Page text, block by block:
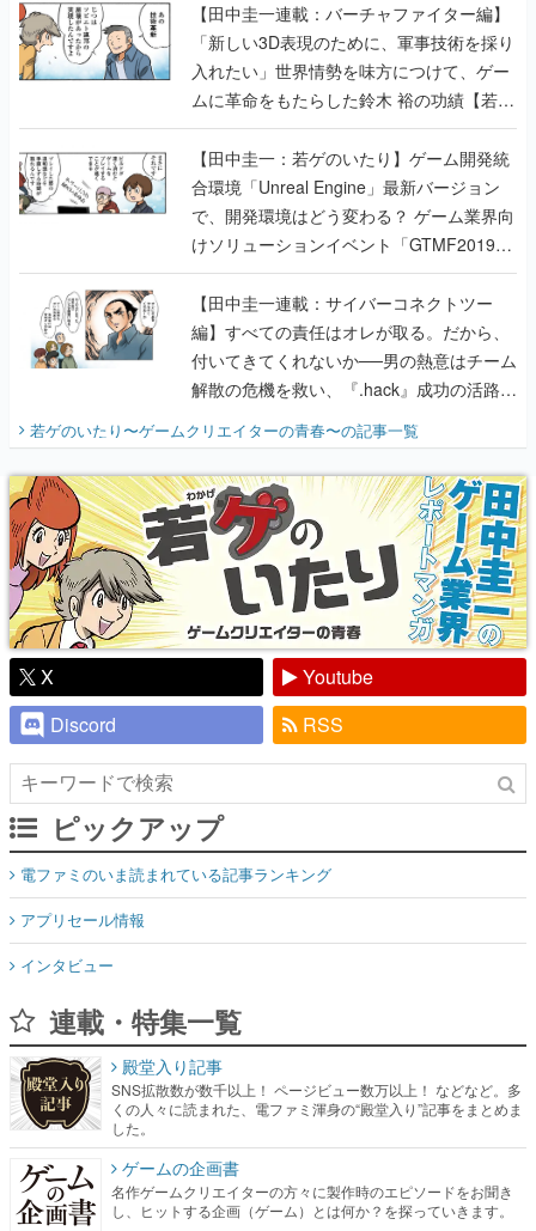
【田中圭一連載：バーチャファイター編】
「新しい3D表現のために、軍事技術を採り
入れたい」世界情勢を味方につけて、ゲー
ムに革命をもたらした鈴木 裕の功績【若ゲ
のいたり】
【田中圭一：若ゲのいたり】ゲーム開発統
合環境「Unreal Engine」最新バージョン
で、開発環境はどう変わる？ ゲーム業界向
けソリューションイベント「GTMF2019」
に行って、より理解を深めよう【PR】
【田中圭一連載：サイバーコネクトツー
編】すべての責任はオレが取る。だから、
付いてきてくれないか──男の熱意はチーム
解散の危機を救い、『.hack』成功の活路を
『少年ジャンプ』色だった【若ゲのいた
り】
若ゲのいたり〜ゲームクリエイターの青春〜の記事一覧
X
Youtube
Discord
RSS
ピックアップ
電ファミのいま読まれている記事ランキング
アプリセール情報
インタビュー
連載・特集一覧
殿堂入り記事
SNS拡散数が数千以上！ ページビュー数万以上！ などなど。多
くの人々に読まれた、電ファミ渾身の“殿堂入り”記事をまとめま
した。
ゲームの企画書
名作ゲームクリエイターの方々に製作時のエピソードをお聞き
し、ヒットする企画（ゲーム）とは何か？を探っていきます。